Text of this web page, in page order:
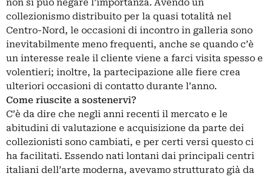
non si può negare l’importanza. Avendo un
collezionismo distribuito per la quasi totalità nel
Centro-Nord, le occasioni di incontro in galleria sono
inevitabilmente meno frequenti, anche se quando c’è
un interesse reale il cliente viene a farci visita spesso e
volentieri; inoltre, la partecipazione alle fiere crea
ulteriori occasioni di contatto durante l’anno.
Come riuscite a sostenervi?
C’è da dire che negli anni recenti il mercato e le
abitudini di valutazione e acquisizione da parte dei
collezionisti sono cambiati, e per certi versi questo ci
ha facilitati. Essendo nati lontani dai principali centri
italiani dell’arte moderna, avevamo strutturato già da